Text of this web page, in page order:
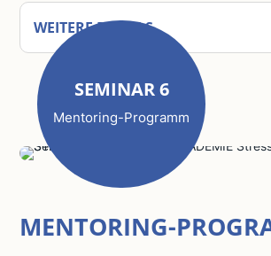
WEITERE DETAILS
SEMINAR 6
Mentoring-Programm
MENTORING-